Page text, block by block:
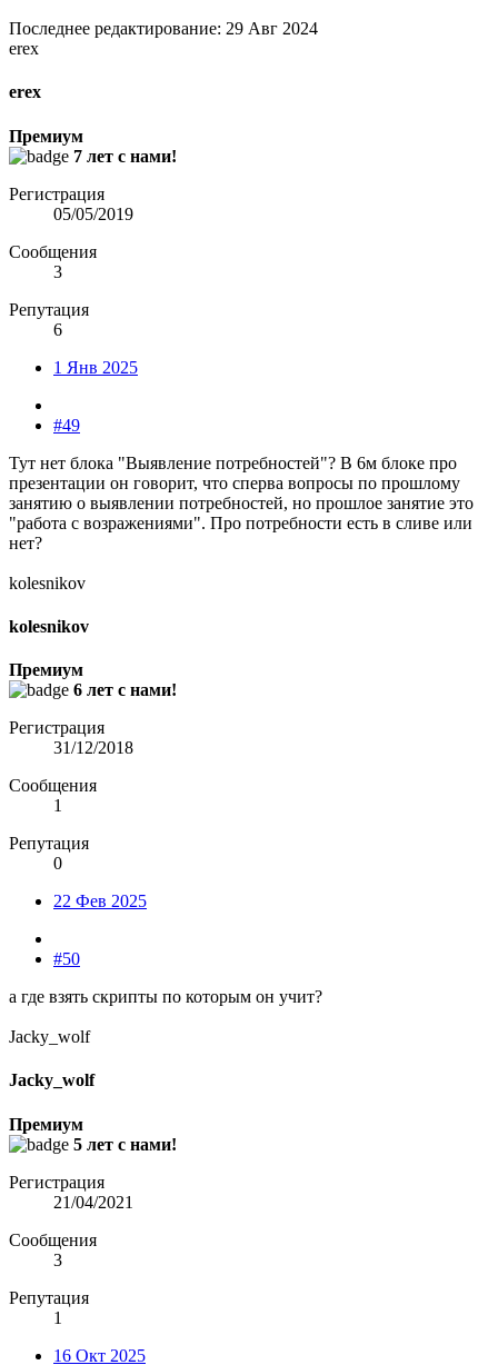
Последнее редактирование: 29 Авг 2024
erex
erex
Премиум
7 лет с нами!
Регистрация
05/05/2019
Сообщения
3
Репутация
6
1 Янв 2025
#49
Тут нет блока "Выявление потребностей"? В 6м блоке про
презентации он говорит, что сперва вопросы по прошлому
занятию о выявлении потребностей, но прошлое занятие это
"работа с возражениями". Про потребности есть в сливе или
нет?
kolesnikov
kolesnikov
Премиум
6 лет с нами!
Регистрация
31/12/2018
Сообщения
1
Репутация
0
22 Фев 2025
#50
а где взять скрипты по которым он учит?
Jacky_wolf
Jacky_wolf
Премиум
5 лет с нами!
Регистрация
21/04/2021
Сообщения
3
Репутация
1
16 Окт 2025